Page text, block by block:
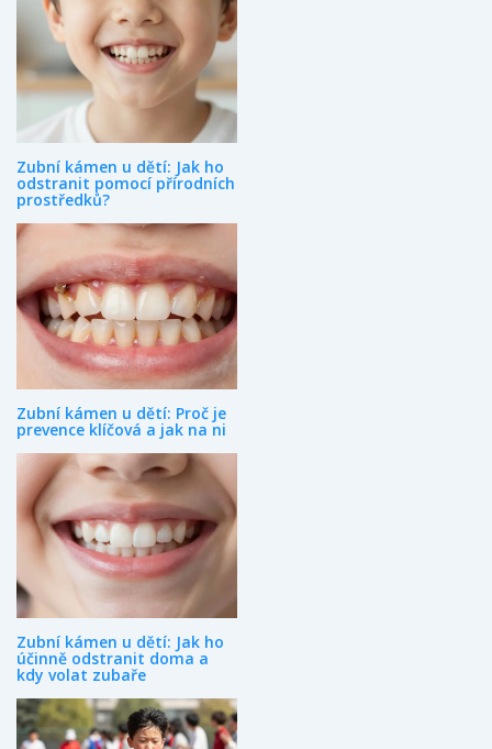
Zubní kámen u dětí: Jak ho
odstranit pomocí přírodních
prostředků?
Zubní kámen u dětí: Proč je
prevence klíčová a jak na ni
Zubní kámen u dětí: Jak ho
účinně odstranit doma a
kdy volat zubaře